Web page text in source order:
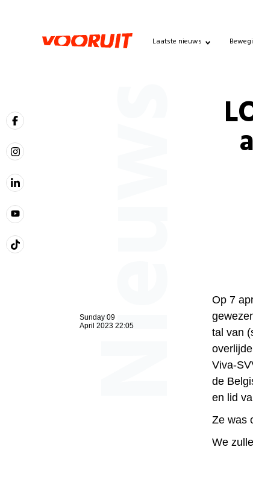
Laatste nieuws
Nieuws
Sunday 09
April 2023 22:05
Op 7
tal van
Viva-
de
en lid
Ze was
We